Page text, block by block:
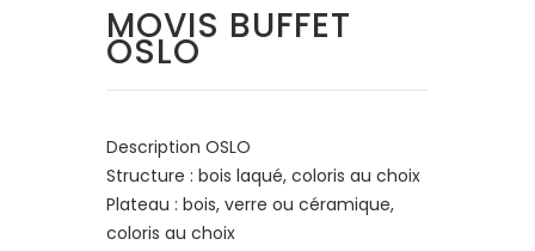
MOVIS BUFFET
OSLO
Description OSLO
Structure : bois laqué, coloris au choix
Plateau : bois, verre ou céramique,
coloris au choix